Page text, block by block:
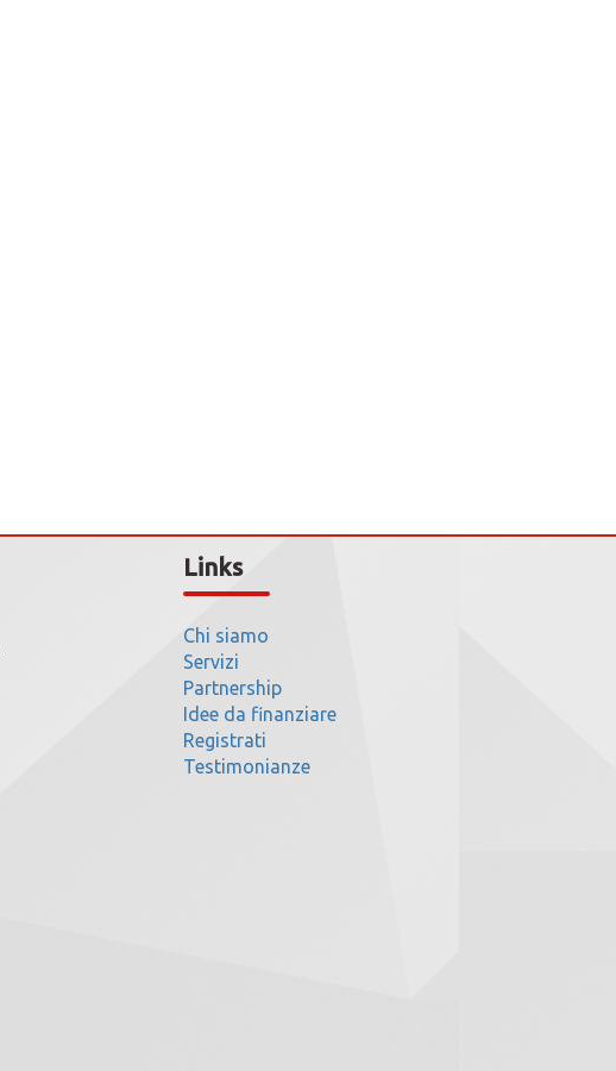
Links
Chi siamo
Servizi
Partnership
Idee da finanziare
Registrati
Testimonianze